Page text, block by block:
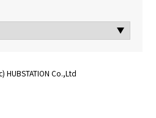
HUBSTATION Co.,Ltd